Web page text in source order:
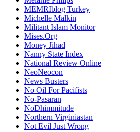
MEMRIblog Turkey
Michelle Malkin
Militant Islam Monitor
Mises.Org
Money Jihad
Nanny State Index
National Review Online
NeoNeocon
News Busters
No Oil For Pacifists
No-Pasaran
NoDhimmitude
Northern Virginiastan
Not Evil Just Wrong